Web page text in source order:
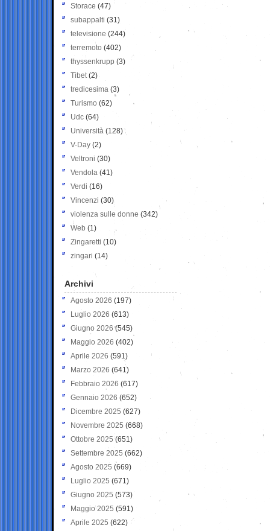
Storace (47)
subappalti (31)
televisione(244)
terremoto (402)
thyssenkrupp (3)
Tibet(2)
tredicesima (3)
Turismo (62)
Udc (64)
Università (128)
V-Day (2)
Veltroni (30)
Vendola (41)
Verdi (16)
Vincenzi (30)
violenza sulle donne (342)
Web (1)
Zingaretti (10)
zingari (14)
Archivi
Agosto 2026 (197)
Luglio 2026 (613)
Giugno 2026 (545)
Maggio 2026 (402)
Aprile 2026 (591)
Marzo 2026 (641)
Febbraio 2026 (617)
Gennaio 2026 (652)
Dicembre 2025 (627)
Novembre 2025 (668)
Ottobre 2025 (651)
Settembre 2025 (662)
Agosto 2025 (669)
Luglio 2025 (671)
Giugno 2025 (573)
Maggio 2025 (591)
Aprile 2025 (622)